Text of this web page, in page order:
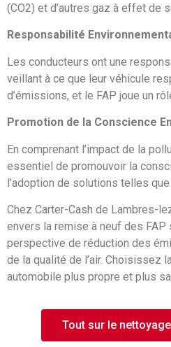
(CO2) et d’autres gaz à effet de
Responsabilité
Les conducteurs ont une
veillant à ce que leur véhicule
d’émissions, et le FAP joue un
Promotion de la Conscience
En comprenant l’impact de la
essentiel de promouvoir la
l’adoption de solutions telles
Chez Carter-Cash de Lambres-
envers la remise à neuf des FAP
perspective de réduction des
de la qualité de l’air. Choisissez
automobile plus propre et plus
Tout sur le